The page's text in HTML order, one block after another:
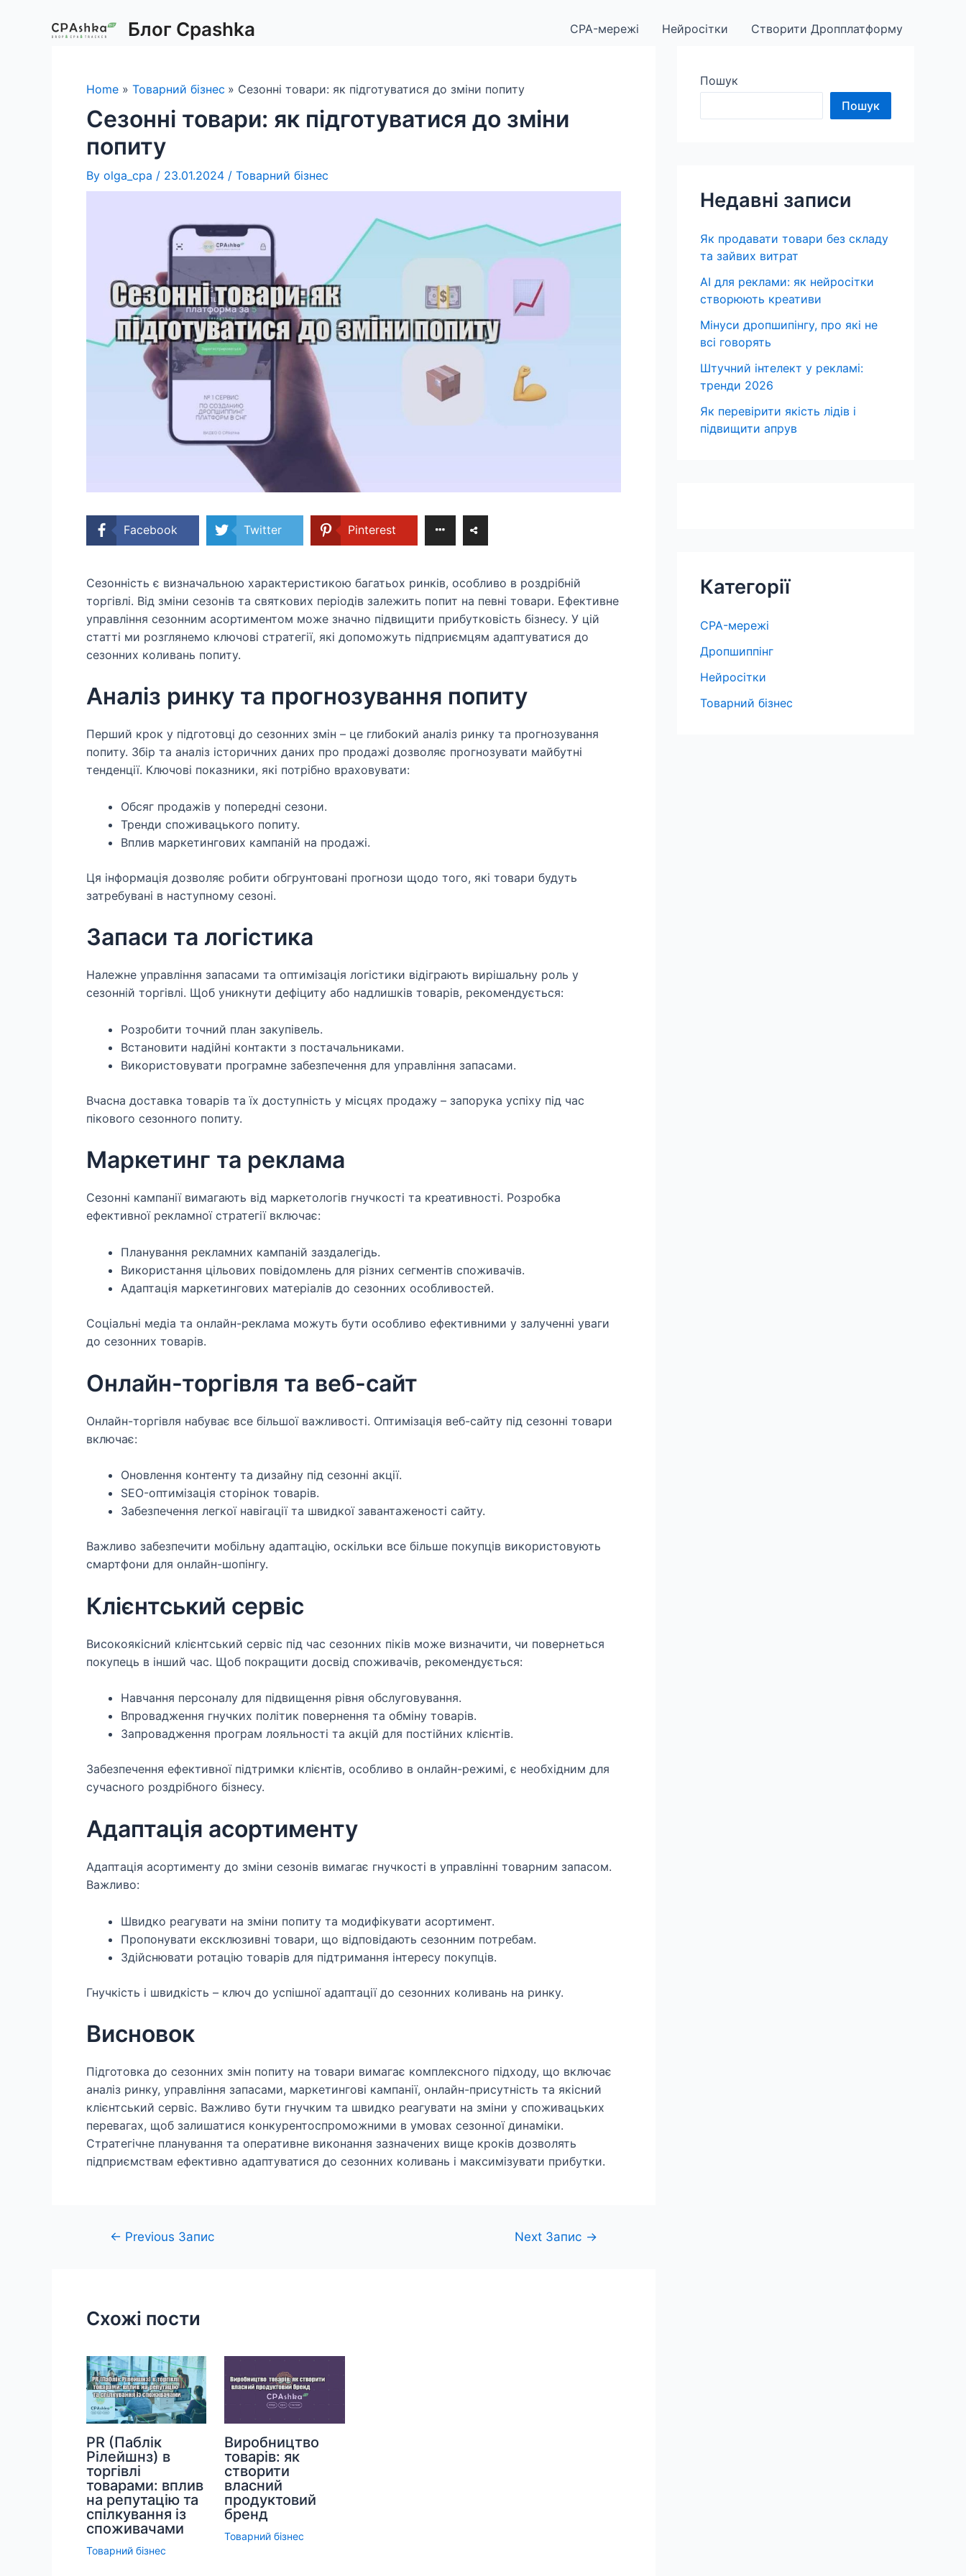
Блог Cpashka CPA-мережі Нейросітки Створити Дропплатформу
Home Товарний бізнес Сезонні товари: як підготуватися до зміни попиту
Сезонні товари: як підготуватися до зміни
попиту
By olga_cpa / 23.01.2024 / Товарний бізнес
Facebook Twitter Pinterest
Сезонність є визначальною характеристикою багатьох ринків, особливо в роздрібній
торгівлі. Від зміни сезонів та святкових періодів залежить попит на певні товари. Ефективне
управління сезонним асортиментом може значно підвищити прибутковість бізнесу. У цій
статті ми розглянемо ключові стратегії, які допоможуть підприємцям адаптуватися до
сезонних коливань попиту.
Аналіз ринку та прогнозування попиту
Перший крок у підготовці до сезонних змін – це глибокий аналіз ринку та прогнозування
попиту. Збір та аналіз історичних даних про продажі дозволяє прогнозувати майбутні
тенденції. Ключові показники, які потрібно враховувати:
Обсяг продажів у попередні сезони.
Тренди споживацького попиту.
Вплив маркетингових кампаній на продажі.
Ця інформація дозволяє робити обгрунтовані прогнози щодо того, які товари будуть
затребувані в наступному сезоні.
Запаси та логістика
Належне управління запасами та оптимізація логістики відіграють вирішальну роль у
сезонній торгівлі. Щоб уникнути дефіциту або надлишків товарів, рекомендується:
Розробити точний план закупівель.
Встановити надійні контакти з постачальниками.
Використовувати програмне забезпечення для управління запасами.
Вчасна доставка товарів та їх доступність у місцях продажу – запорука успіху під час
пікового сезонного попиту.
Маркетинг та реклама
Сезонні кампанії вимагають від маркетологів гнучкості та креативності. Розробка
ефективної рекламної стратегії включає:
Планування рекламних кампаній заздалегідь.
Використання цільових повідомлень для різних сегментів споживачів.
Адаптація маркетингових матеріалів до сезонних особливостей.
Соціальні медіа та онлайн-реклама можуть бути особливо ефективними у залученні уваги
до сезонних товарів.
Онлайн-торгівля та веб-сайт
Онлайн-торгівля набуває все більшої важливості. Оптимізація веб-сайту під сезонні товари
включає:
Оновлення контенту та дизайну під сезонні акції.
SEO-оптимізація сторінок товарів.
Забезпечення легкої навігації та швидкої завантаженості сайту.
Важливо забезпечити мобільну адаптацію, оскільки все більше покупців використовують
смартфони для онлайн-шопінгу.
Клієнтський сервіс
Високоякісний клієнтський сервіс під час сезонних піків може визначити, чи повернеться
покупець в інший час. Щоб покращити досвід споживачів, рекомендується:
Навчання персоналу для підвищення рівня обслуговування.
Впровадження гнучких політик повернення та обміну товарів.
Запровадження програм лояльності та акцій для постійних клієнтів.
Забезпечення ефективної підтримки клієнтів, особливо в онлайн-режимі, є необхідним для
сучасного роздрібного бізнесу.
Адаптація асортименту
Адаптація асортименту до зміни сезонів вимагає гнучкості в управлінні товарним запасом.
Важливо:
Швидко реагувати на зміни попиту та модифікувати асортимент.
Пропонувати ексклюзивні товари, що відповідають сезонним потребам.
Здійснювати ротацію товарів для підтримання інтересу покупців.
Гнучкість і швидкість – ключ до успішної адаптації до сезонних коливань на ринку.
Висновок
Підготовка до сезонних змін попиту на товари вимагає комплексного підходу, що включає
аналіз ринку, управління запасами, маркетингові кампанії, онлайн-присутність та якісний
клієнтський сервіс. Важливо бути гнучким та швидко реагувати на зміни у споживацьких
перевагах, щоб залишатися конкурентоспроможними в умовах сезонної динаміки.
Стратегічне планування та оперативне виконання зазначених вище кроків дозволять
підприємствам ефективно адаптуватися до сезонних коливань і максимізувати прибутки.
Навігація
← Previous Запис Next Запис →
Схожі пости
PR (Паблік
Рілейшнз) в
торгівлі
товарами: вплив
на репутацію та
спілкування із
споживачами
Товарний бізнес
Виробництво
товарів: як
створити
власний
продуктовий
бренд
Товарний бізнес
Пошук
Пошук
Недавні записи
Як продавати товари без складу
та зайвих витрат
AI для реклами: як нейросітки
створюють креативи
Мінуси дропшипінгу, про які не
всі говорять
Штучний інтелект у рекламі:
тренди 2026
Як перевірити якість лідів і
підвищити апрув
Категорії
CPA-мережі
Дропшиппінг
Нейросітки
Товарний бізнес